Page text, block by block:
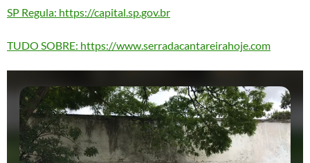
SP Regula: https://capital.sp.gov.br
TUDO SOBRE: https://www.serradacantareirahoje.com